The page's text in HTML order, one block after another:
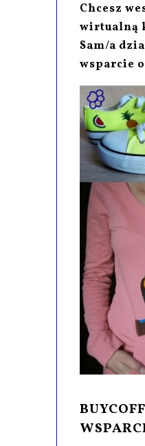
Chcesz
wirtualną
Sam/a
wsparcie